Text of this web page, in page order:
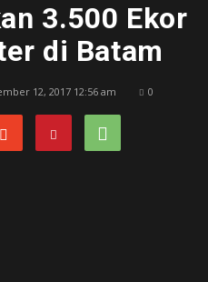
3.500 Ekor
di Batam
12, 2017 12:56 am 0